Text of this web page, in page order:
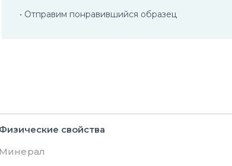
• Отправим понравившийся образец
Физические свойства
Минерал